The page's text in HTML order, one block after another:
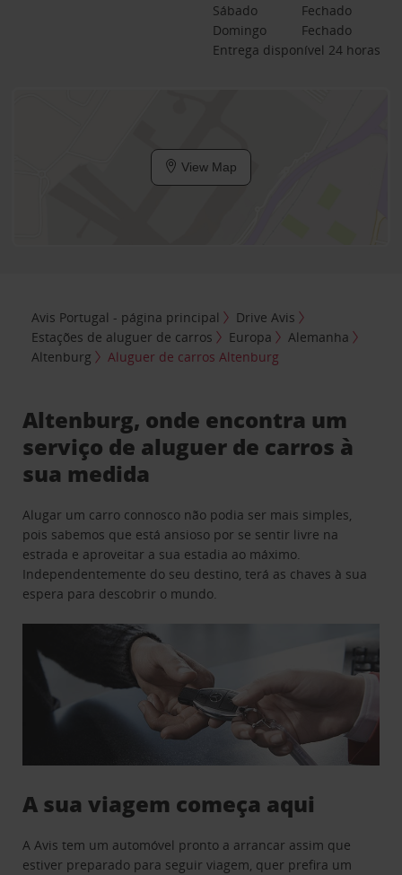
Sábado
Fechado
Domingo
Fechado
Entrega disponível 24 horas
View Map
Avis Portugal - página principal
Drive Avis
Estações de aluguer de carros
Europa
Alemanha
Altenburg
Aluguer de carros Altenburg
Altenburg, onde encontra um
serviço de aluguer de carros à
sua medida
Alugar um carro connosco não podia ser mais simples,
pois sabemos que está ansioso por se sentir livre na
estrada e aproveitar a sua estadia ao máximo.
Independentemente do seu destino, terá as chaves à sua
espera para descobrir o mundo.
A sua viagem começa aqui
A Avis tem um automóvel pronto a arrancar assim que
estiver preparado para seguir viagem, quer prefira um